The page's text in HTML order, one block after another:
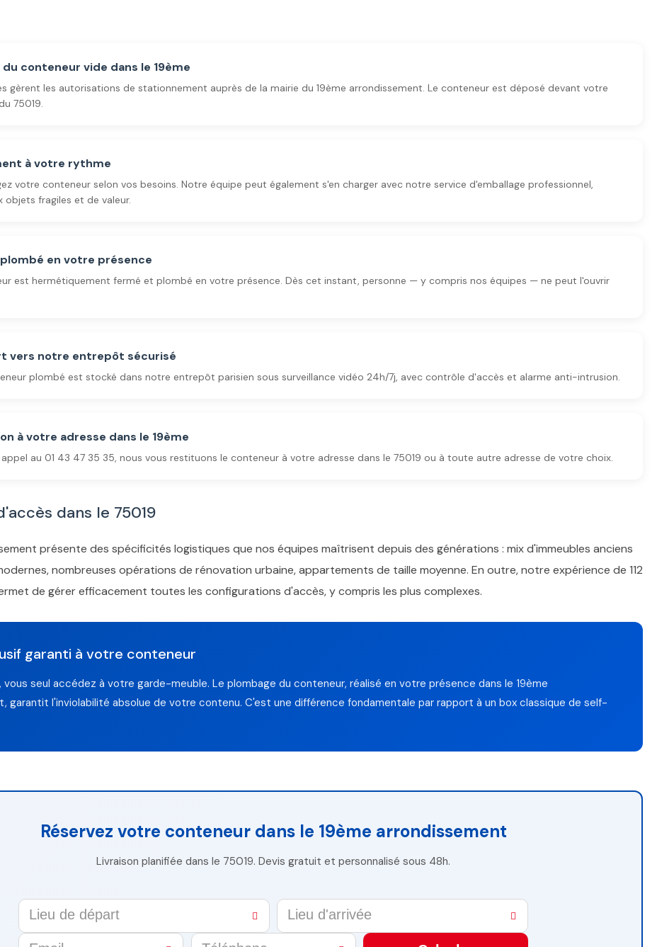
conteneur vide dans le 19ème
gèrent les autorisations de stationnement auprès de la mairie du 19ème arrondissement. Le conteneur est déposé devant votre
75019.
à votre rythme
votre conteneur selon vos besoins. Notre équipe peut également s'en charger avec notre service d'emballage professionnel,
objets fragiles et de valeur.
en votre présence
est hermétiquement fermé et plombé en votre présence. Dès cet instant, personne — y compris nos équipes — ne peut l'ouvrir
vers notre entrepôt sécurisé
plombé est stocké dans notre entrepôt parisien sous surveillance vidéo 24h/7j, avec contrôle d'accès et alarme anti-intrusion.
à votre adresse dans le 19ème
au 01 43 47 35 35, nous vous restituons le conteneur à votre adresse dans le 75019 ou à toute autre adresse de votre choix.
dans le 75019
présente des spécificités logistiques que nos équipes maîtrisent depuis des générations : mix d'immeubles anciens
nombreuses opérations de rénovation urbaine, appartements de taille moyenne. En outre, notre expérience de 112
de gérer efficacement toutes les configurations d'accès, y compris les plus complexes.
garanti à votre conteneur
vous seul accédez à votre garde-meuble. Le plombage du conteneur, réalisé en votre présence dans le 19ème
garantit l'inviolabilité absolue de votre contenu. C'est une différence fondamentale par rapport à un box classique de self-
Réservez votre conteneur dans le 19ème arrondissement
Livraison planifiée dans le 75019. Devis gratuit et personnalisé sous 48h.